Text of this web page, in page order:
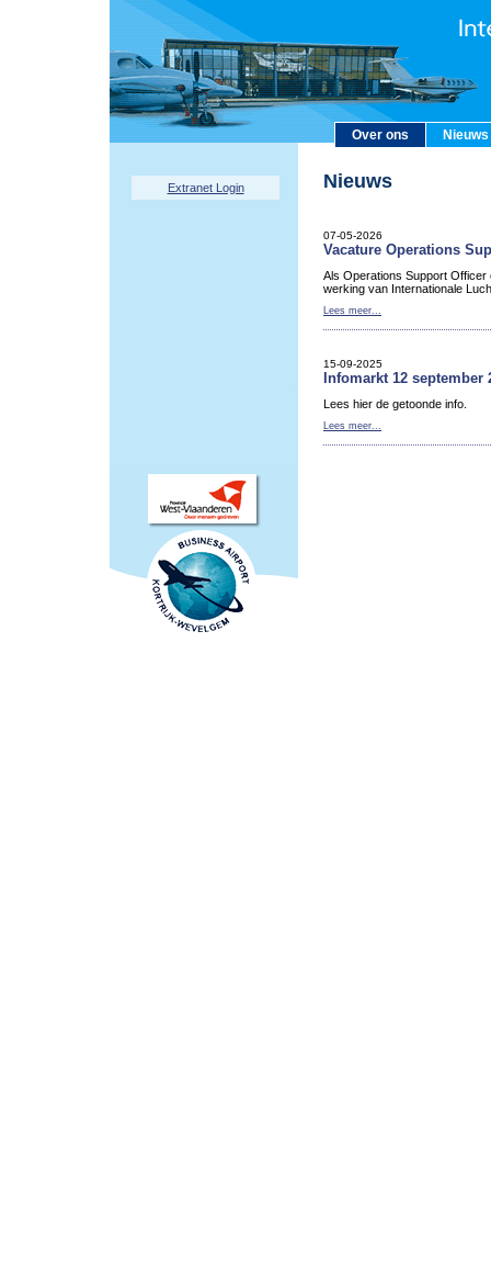
Over ons Nieuws
Extranet Login Nieuws
07-05-2026
Vacature Operations
Als Operations Support Officer
werking van Internationale
Lees meer...
15-09-2025
Infomarkt 12 september
Lees hier de getoonde info.
Lees meer...